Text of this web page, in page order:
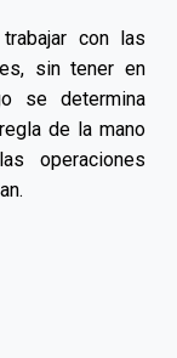
con las
sin tener en
se determina
de la mano
operaciones